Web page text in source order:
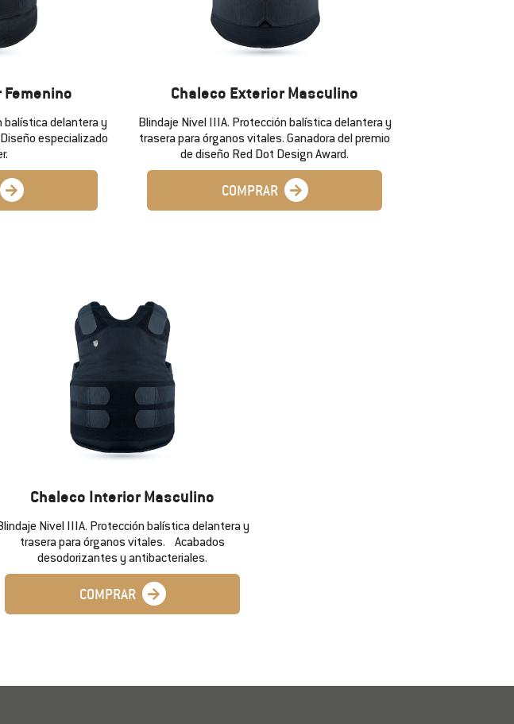
balística delantera y
especializado
Chaleco Exterior Masculino
Blindaje Nivel IIIA. Protección balística delantera y
trasera para órganos vitales. Ganadora del premio
de diseño Red Dot Design Award.
COMPRAR
Chaleco Interior Masculino
Nivel IIIA. Protección balística delantera y
trasera para órganos vitales. Acabados
desodorizantes y antibacteriales.
COMPRAR